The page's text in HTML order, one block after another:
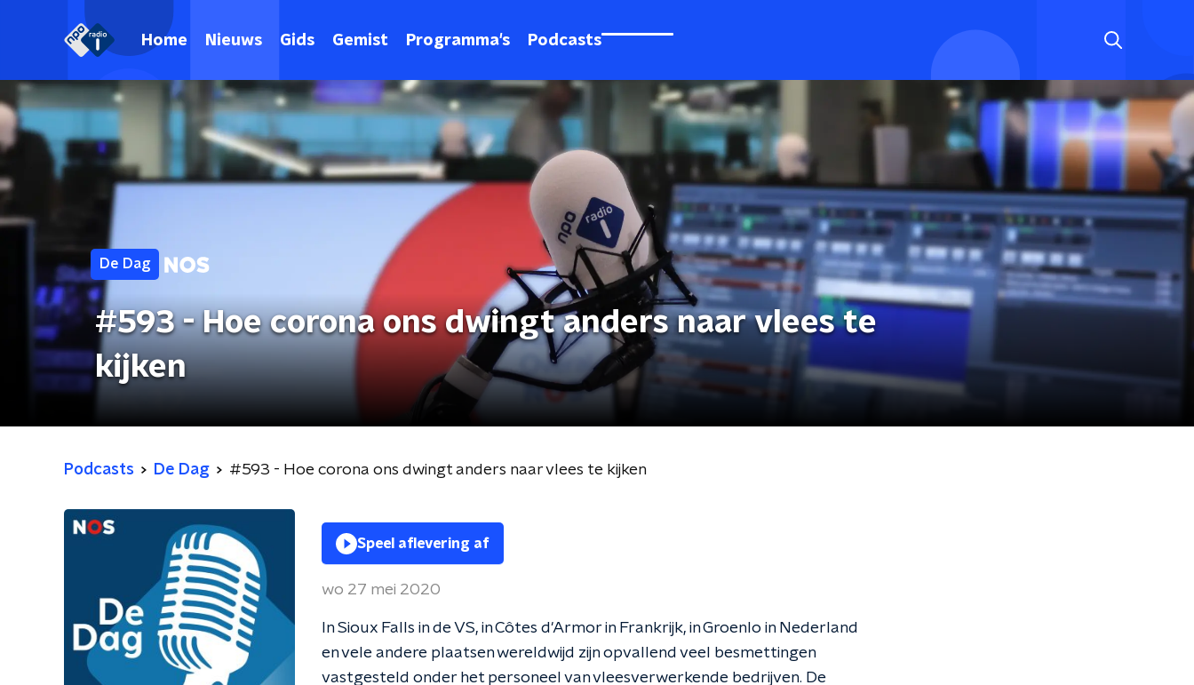
Home Nieuws Gids Gemist Programma's Podcasts
De Dag
#593 - Hoe corona ons dwingt anders naar vlees te
kijken
Podcasts De Dag #593 - Hoe corona ons dwingt anders naar vlees te kijken
Speel aflevering af
wo 27 mei 2020
In Sioux Falls in de VS, in Côtes d'Armor in Frankrijk, in Groenlo in Nederland
en vele andere plaatsen wereldwijd zijn opvallend veel besmettingen
vastgesteld onder het personeel van vleesverwerkende bedrijven. De